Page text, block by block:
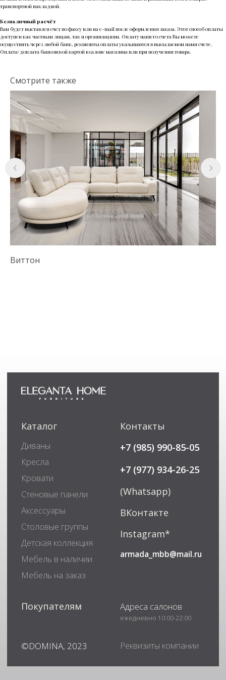
транспортной накладной.
Безналичный расчёт
Вам будет выставлен счет по факсу или на e-mail после оформления заказа. Этот способ оплаты
доступен как частным лицам, так и организациям. Оплату нашего счета Вы можете
осуществить через любой банк, реквизиты оплаты указываются в высылаемом нами счете.
Оплата/доплата банковской картой в салоне магазина или при получении товара.
Смотрите также
Виттон
Покупателям
Мебель в наличии
Мебель на заказ
ежедневно 10:00-22:00
Адреса салонов
*Instagram принадлежит Meta Platform Inc.,
признана экстремистской и запрещена в России
Информация на сайте не является публичной офертой
и носит справочный характер
Правообладатель икон: Tilda Publishing,https://tilda.cc
Политика конфиденциальности
Согласие на обработку персональных данных